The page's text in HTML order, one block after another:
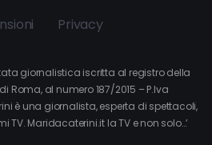
Privacy
giornalistica iscritta al registro della
Roma, al numero 187/2015 – P.Iva
è una giornalista, esperta di spettacoli,
Maridacaterini.it la TV e non solo…’